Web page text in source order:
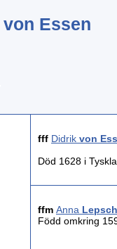
von Essen
fff Didrik von
Död 1628 i
ffm Anna Lepsch
Född omkring